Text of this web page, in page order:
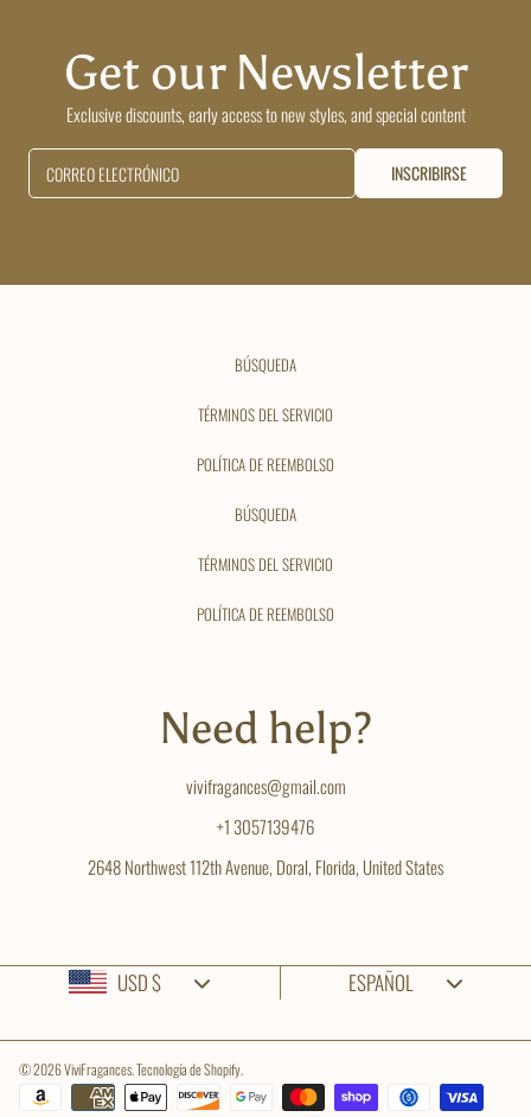
Get our Newsletter
Exclusive discounts, early access to new styles, and special content
CORREO ELECTRÓNICO INSCRIBIRSE
BÚSQUEDA
TÉRMINOS DEL SERVICIO
POLÍTICA DE REEMBOLSO
BÚSQUEDA
TÉRMINOS DEL SERVICIO
POLÍTICA DE REEMBOLSO
Need help?
vivifragances@gmail.com
+1 3057139476
2648 Northwest 112th Avenue, Doral, Florida, United States
© 2026 ViviFragances.Tecnología de Shopify.
Formas
País/región USD $ ESPAÑOL